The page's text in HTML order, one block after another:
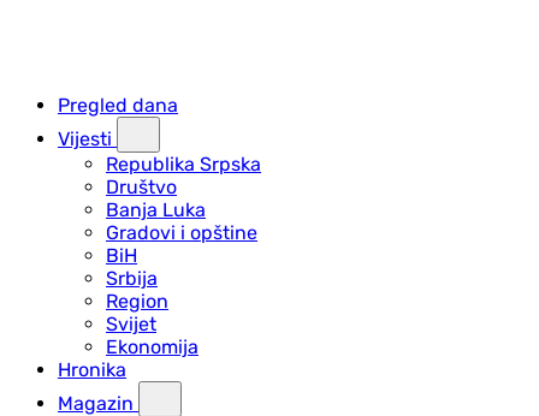
Pregled dana
Vijesti
Republika Srpska
Društvo
Banja Luka
Gradovi i opštine
BiH
Srbija
Region
Svijet
Ekonomija
Hronika
Magazin